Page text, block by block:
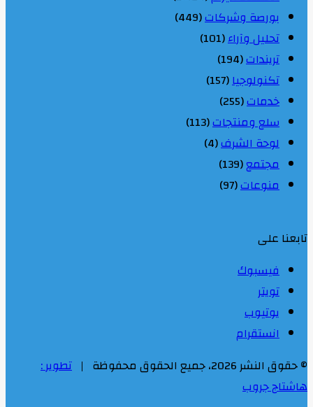
بورصة وشركات(449)
تحليل وآراء(101)
تريندات(194)
تكنولوجيا(157)
خدمات(255)
سلع ومنتجات(113)
لوحة الشرف(4)
مجتمع(139)
منوعات(97)
تابعنا على
فيسبوك
تويتر
يوتيوب
انستقرام
© حقوق النشر 2026، جميع الحقوق محفوظة |
تطوير :
هاشتاج جروب